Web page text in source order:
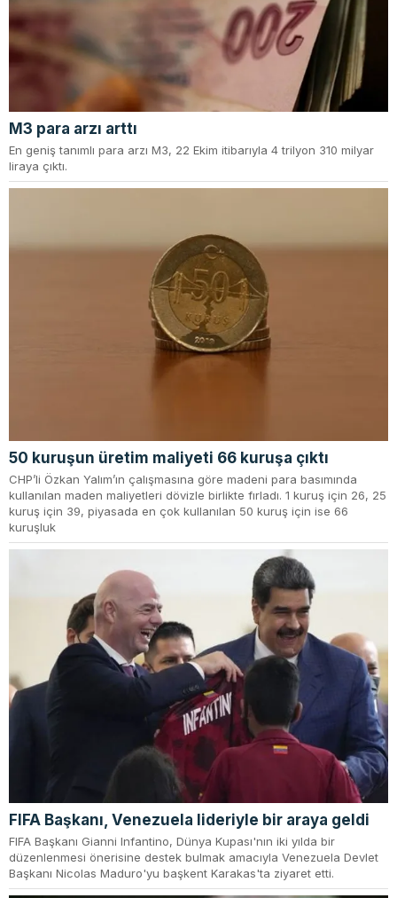
M3 para arzı arttı
En geniş tanımlı para arzı M3, 22 Ekim itibarıyla 4 trilyon 310 milyar
liraya çıktı.
50 kuruşun üretim maliyeti 66 kuruşa çıktı
CHP’li Özkan Yalım’ın çalışmasına göre madeni para basımında
kullanılan maden maliyetleri dövizle birlikte fırladı. 1 kuruş için 26, 25
kuruş için 39, piyasada en çok kullanılan 50 kuruş için ise 66
kuruşluk
FIFA Başkanı, Venezuela lideriyle bir araya geldi
FIFA Başkanı Gianni Infantino, Dünya Kupası'nın iki yılda bir
düzenlenmesi önerisine destek bulmak amacıyla Venezuela Devlet
Başkanı Nicolas Maduro'yu başkent Karakas'ta ziyaret etti.